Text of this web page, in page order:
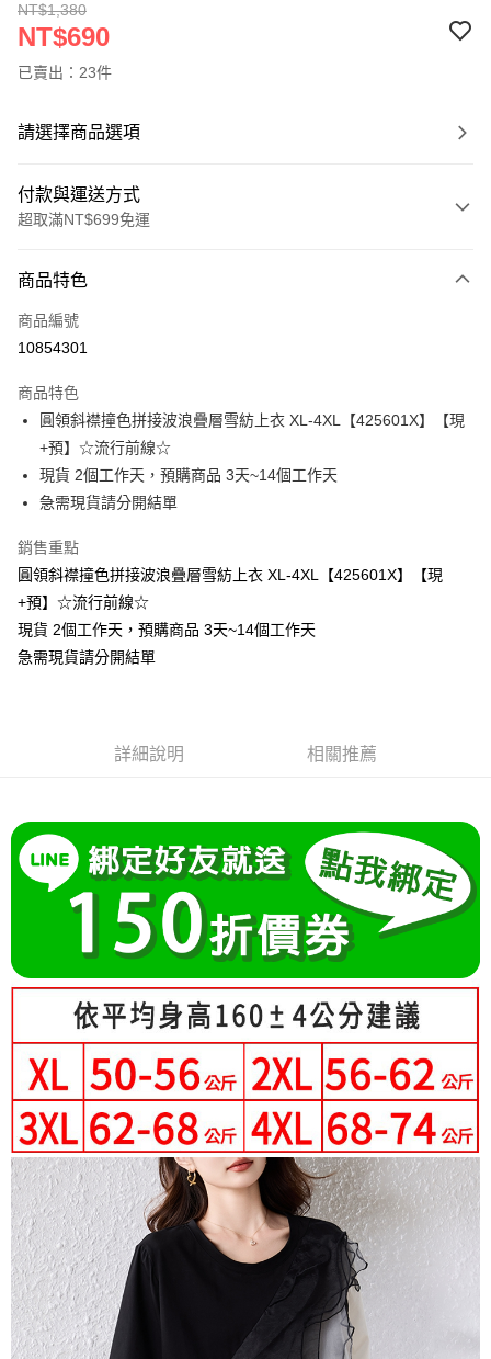
NT$1,380
NT$690
已賣出：23件
請選擇商品選項
付款與運送方式
超取滿NT$699免運
信用卡一次付款
超商取貨付款
Apple Pay
街口支付
悠遊付
Google Pay
全支付
大哥付你分期
2.付款方式選擇「大哥付你分期」，訂單成立後會自動跳轉到大哥付的交易
4.訂單成立30分鐘內，如未前往確認交易或遇審核未通過，訂單將自動取
消。如遇「轉專審核」未通過狀況，表示未達大哥付你分期系統評分，恕無
法說明評估內容。
【繳款方式說明】
1.分期款項不併入電信帳單，「大哥付你分期」於每月結算日後寄送繳費提
2.透過簡訊連結打開帳單後，可選擇「超商條碼／台灣大直營門市／銀行轉
帳／街口支付／iPASS MONEY」等通路繳費。
【注意事項】
1.本服務係由「台灣大哥大股份有限公司」（以下簡稱本公司）所提供，讓
用戶於交易時，得透過本服務購買商品或服務，並由商店將買賣／分期付款
買賣價金債權讓與本公司後，依約使用本公司帳單繳交帳款。
2.基於同意付款使用「大哥付你分期」之契約關係目的，商店將以您的個人
資料（包含姓名、電話或地址）提供予台灣大哥大進項蒐集、處理及利用，
由本公司與您本人進行分期帳單所需資料之確認、核對及更正。
3.完整用戶服務條款，請詳閱以下連結：
https://oppay.tw/userRule
１．簡單：不需註冊會員、不需綁卡、不需儲值。
２．便利：只要手機號碼，簡訊認證，即可結帳。
３．安心：先確認商品／服務後，再付款。
【「AFTEE先享後付」結帳流程】
１．於結帳方式選擇「AFTEE先享後付」後，將跳轉至「AFTEE先享後付」
結帳頁面，進行簡訊認證並確認金額後，即可完成結帳。
２．訂單成立數日內，您將收到繳費通知簡訊。
ATM／網路銀行／等多元方式進行付款，方視為交易完成。
※ 請注意：結帳手續完成當下不需立刻繳費，但若您需要取消訂單，請聯絡
購買商品的店家。未經商家同意取消之訂單仍視為有效，需透過AFTEE先享
後付繳納相關費用。
※ 交易是否成功請以「AFTEE先享後付 」之結帳頁面顯示為準，若有關於
是否繳費成功／繳費後需取消欲退款等相關疑問，請聯繫「AFTEE先享後付
客戶支援中心」https://netprotections.freshdesk.com/support/home
【注意事項】
１．透過由恩沛科技股份有限公司提供之「AFTEE先享後付」服務完成之交
易，需依本服務之必要範圍內提供個人資料，並將交易相關給付款項請求債
權轉讓予恩沛科技股份有限公司。
２．關於個人資料處理事宜，請瀏覽以下網址：
https://aftee.tw/terms/#terms3
３．未成年的使用者請事先徵得法定代理人或監護人之同意方可使用
「AFTEE先享後付」，若未經同意申辦者引起之損失，本公司不負相關責
任。
４．使用「AFTEE先享後付」時，將依據個別帳號之用戶狀況，依本公司即
相關說明
「Hami Point」為中華電信所提供之點數服務，可於會員專區綁定中華電信
會員帳號後，即可在購物車使用 Hami Point 折抵消費金額 (1點等於1元)。
ATM付款
運送方式
全家付款取貨
每筆NT$80，滿NT$699(含以上)免運費
付款後全家取貨
每筆NT$80，滿NT$699(含以上)免運費
付款後萊爾富取貨
每筆NT$80，滿NT$699(含以上)免運費
7-11付款取貨
每筆NT$80，滿NT$699(含以上)免運費
付款後7-11取貨
每筆NT$80，滿NT$699(含以上)免運費
宅配
每筆NT$70，滿NT$699(含以上)免運費
商品特色
商品編號
10854301
商品特色
圓領斜襟撞色拼接波浪疊層雪紡上衣 XL-4XL【425601X】【現
+預】☆流行前線☆
現貨 2個工作天，預購商品 3天~14個工作天
急需現貨請分開結單
銷售重點
圓領斜襟撞色拼接波浪疊層雪紡上衣 XL-4XL【425601X】【現
+預】☆流行前線☆
現貨 2個工作天，預購商品 3天~14個工作天
急需現貨請分開結單
詳細說明 相關推薦